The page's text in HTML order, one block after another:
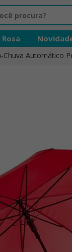
Chuva Automático